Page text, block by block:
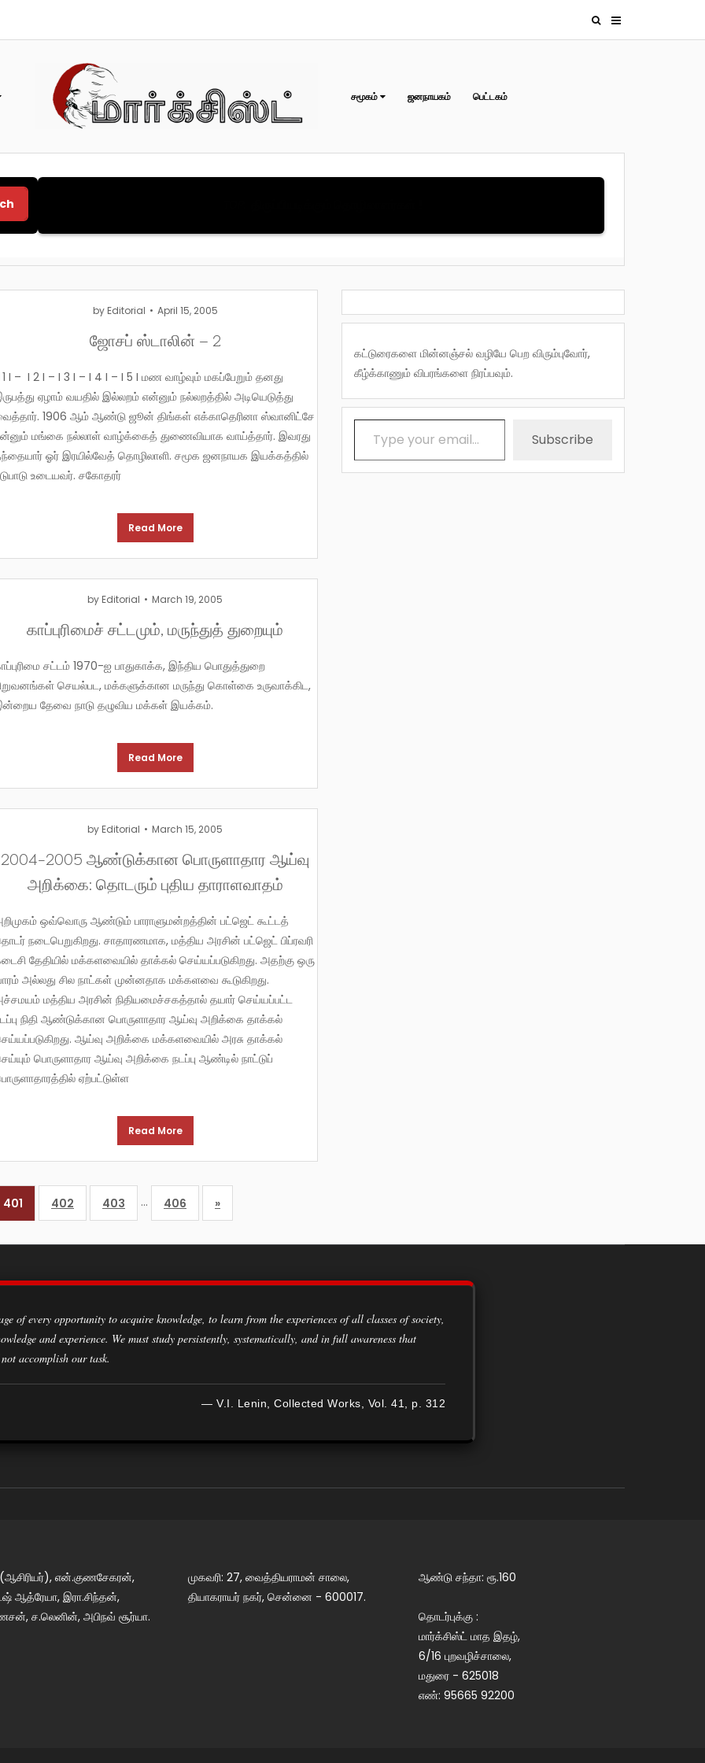
சமூகம் ஜனநாயகம் பெட்டகம்
by Editorial April 15, 2005
ஜோசப் ஸ்டாலின் – 2
ஏழாம் வயதில் இல்லறம் என்னும் நல்லறத்தில் அடியெடுத்து
1906 ஆம் ஆண்டு ஜூன் திங்கள் எக்காதெரினா ஸ்வானிட்சே
மங்கை நல்லாள் வாழ்க்கைத் துணைவியாக வாய்த்தார். இவரது
ஓர் இரயில்வேத் தொழிலாளி. சமூக ஜனநாயக இயக்கத்தில்
உடையவர். சகோதரர்
Read More
by Editorial March 19, 2005
காப்புரிமைச் சட்டமும், மருந்துத் துறையும்
பொதுத்துறை
செயல்பட, மக்களுக்கான மருந்து கொள்கை உருவாக்கிட,
தேவை நாடு தழுவிய மக்கள் இயக்கம்.
Read More
by Editorial March 15, 2005
2004-2005 ஆண்டுக்கான பொருளாதார ஆய்வு
அறிக்கை: தொடரும் புதிய தாராளவாதம்
கூட்டத்
நடைபெறுகிறது. சாதாரணமாக, மத்திய அரசின் பட்ஜெட் பிப்ரவரி
தேதியில் மக்களவையில் தாக்கல் செய்யப்படுகிறது. அதற்கு ஒரு
அல்லது சில நாட்கள் முன்னதாக மக்களவை கூடுகிறது.
மத்திய அரசின் நிதியமைச்சகத்தால் தயார் செய்யப்பட்ட
நிதி ஆண்டுக்கான பொருளாதார ஆய்வு அறிக்கை தாக்கல்
ஆய்வு அறிக்கை மக்களவையில் அரசு தாக்கல்
பொருளாதார ஆய்வு அறிக்கை நடப்பு ஆண்டில் நாட்டுப்
ஏற்பட்டுள்ள
Read More
401 402 403 … 406 »
கட்டுரைகளை மின்னஞ்சல் வழியே பெற விரும்புவோர்,
கீழ்க்காணும் விபரங்களை நிரப்பவும்.
Type your email…
Subscribe
and experience. We must study persistently, systematically, and in full awareness that
accomplish our task.
— V.I. Lenin, Collected Works, Vol. 41, p. 312
(ஆசிரியர்), என்.குணசேகரன்,
ஆத்ரேயா, இரா.சிந்தன்,
ச.லெனின், அபிநவ் சூர்யா.
முகவரி: 27, வைத்தியராமன் சாலை,
தியாகராயர் நகர், சென்னை - 600017.
ஆண்டு சந்தா: ரூ.160
தொடர்புக்கு :
மார்க்சிஸ்ட் மாத இதழ்,
6/16 புறவழிச்சாலை,
மதுரை - 625018
எண்: 95665 92200